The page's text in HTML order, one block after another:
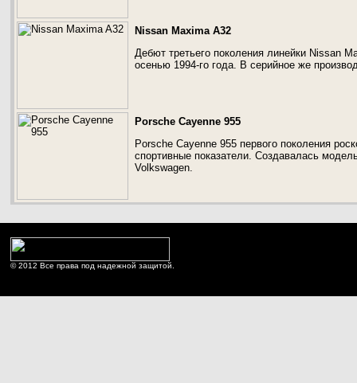
Nissan Maxima A32
Дебют третьего поколения линейки Nissan
осенью 1994-го года. В серийное же
Porsche Cayenne 955
Porsche Cayenne 955 первого поколения
спортивные показатели. Создавалась
Volkswagen.
© 2012 Все права под надежной защитой.